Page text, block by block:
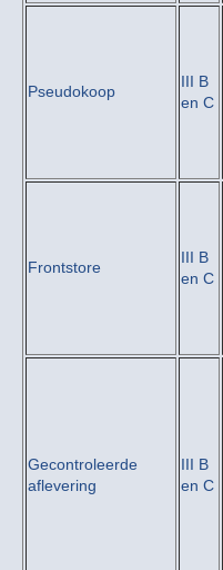
Pseudokoop
III B
en C
Frontstore
III B
en C
Gecontroleerde
aflevering
III B
en C